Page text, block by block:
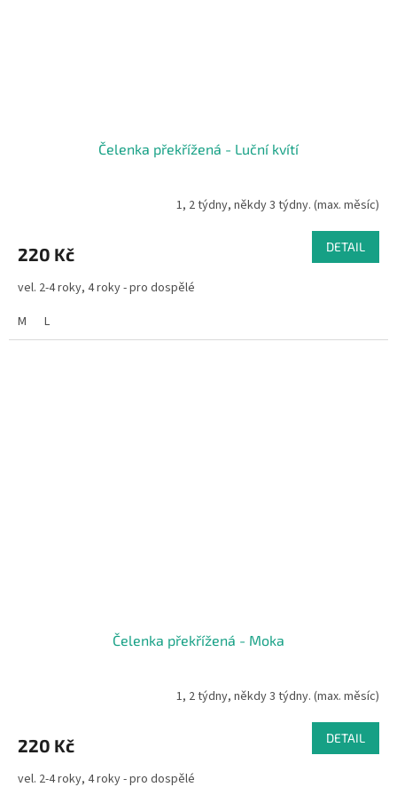
Čelenka překřížená - Luční kvítí
1, 2 týdny, někdy 3 týdny. (max. měsíc)
220 Kč DETAIL
vel. 2-4 roky, 4 roky - pro dospělé
M
L
Čelenka překřížená - Moka
1, 2 týdny, někdy 3 týdny. (max. měsíc)
220 Kč DETAIL
vel. 2-4 roky, 4 roky - pro dospělé